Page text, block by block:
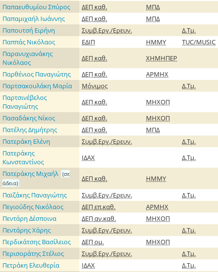
Παπαευθυμίου Σπύρος
ΔΕΠ καθ.
ΜΠΔ
Παπαμιχαήλ Ιωάννης
ΔΕΠ καθ.
ΜΠΔ
Παπουτσή Ειρήνη
Συμβ.Εργ./Ερευν.
Δ.Τμ.
Παππάς Νικόλαος
ΕΔΙΠ ΗΜΜΥ
TUC/MUSIC
Παρανυχιανάκης
Νικόλαος
ΔΕΠ καθ.
ΧΗΜΗΠΕΡ
Παρθένιος Παναγιώτης
ΔΕΠ καθ.
ΑΡΜΗΧ
Παρτσακουλάκη Μαρία
Μόνιμος
Δ.Τμ.
Παρτσινέβελος
Παναγιώτης
ΔΕΠ καθ.
ΜΗΧΟΠ
Πασαδάκης Νίκος
ΔΕΠ καθ.
ΜΗΧΟΠ
Πατέλης Δημήτρης
ΔΕΠ καθ.
ΜΠΔ
Πατεράκη Ελένη
Συμβ.Εργ./Ερευν.
Δ.Τμ.
Πατεράκης
Κωνσταντίνος
ΙΔΑΧ
Δ.Τμ.
Πατεράκης Μιχαήλ (σε
άδεια)
ΔΕΠ καθ.
ΗΜΜΥ
Παϊζάκης Παναγιώτης
Συμβ.Εργ./Ερευν.
Δ.Τμ.
Πεγιούδης Νικόλαος
ΔΕΠεπ.καθ.
ΑΡΜΗΧ
Πεντάρη Δέσποινα
ΔΕΠαν.καθ.
ΜΗΧΟΠ
Πεντάρης Χάρης
Συμβ.Εργ./Ερευν.
Δ.Τμ.
Περδικάτσης Βασίλειος
ΔΕΠομ.
ΜΗΧΟΠ
Περισοράτης Στέλιος
Συμβ.Εργ./Ερευν.
Δ.Τμ.
Πετράκη Ελευθερία
ΙΔΑΧ
Δ.Τμ.